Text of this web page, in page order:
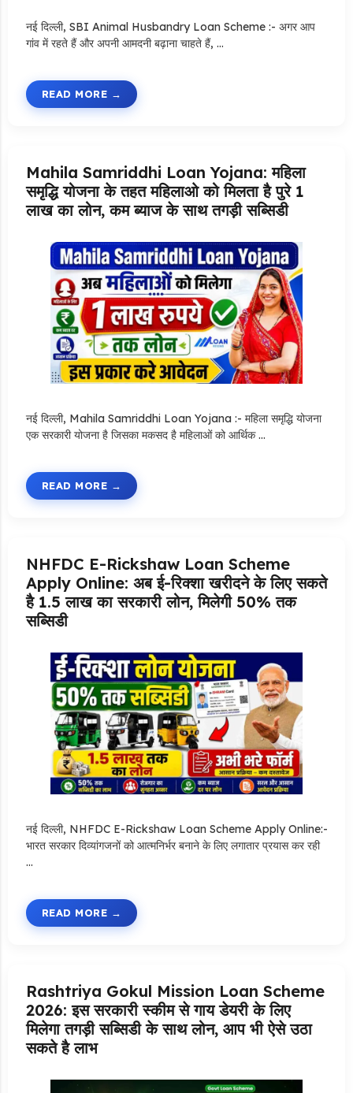
नई दिल्ली, SBI Animal Husbandry Loan Scheme :- अगर आप
गांव में रहते हैं और अपनी आमदनी बढ़ाना चाहते हैं, …
READ MORE
Mahila Samriddhi Loan Yojana: महिला
समृद्धि योजना के तहत महिलाओ को मिलता है पुरे 1
लाख का लोन, कम ब्याज के साथ तगड़ी सब्सिडी
नई दिल्ली, Mahila Samriddhi Loan Yojana :- महिला समृद्धि योजना
एक सरकारी योजना है जिसका मकसद है महिलाओं को आर्थिक …
READ MORE
NHFDC E-Rickshaw Loan Scheme
Apply Online: अब ई-रिक्शा खरीदने के लिए सकते
है 1.5 लाख का सरकारी लोन, मिलेगी 50% तक
सब्सिडी
नई दिल्ली, NHFDC E-Rickshaw Loan Scheme Apply Online:-
भारत सरकार दिव्यांगजनों को आत्मनिर्भर बनाने के लिए लगातार प्रयास कर रही
…
READ MORE
Rashtriya Gokul Mission Loan Scheme
2026: इस सरकारी स्कीम से गाय डेयरी के लिए
मिलेगा तगड़ी सब्सिडी के साथ लोन, आप भी ऐसे उठा
सकते है लाभ